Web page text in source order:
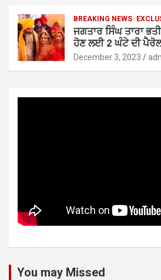
BREAKING NEWS
ਜਗਤਾਰ ਸਿੰਘ ਤਾਰਾ
ਹੋਣ ਲਈ 2 ਘੰਟੇ ਦੀ
December 3, 2023
You may Missed